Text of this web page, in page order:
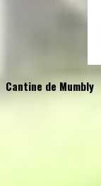
Cantine de Mumbly